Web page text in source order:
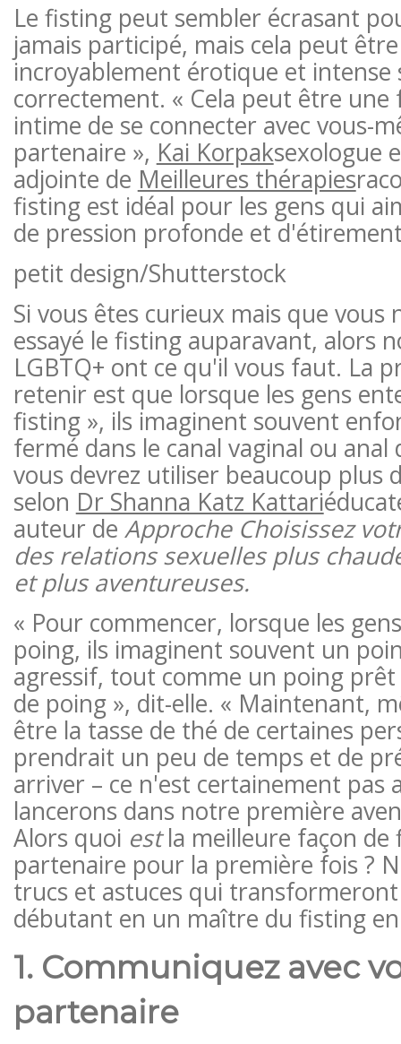
Le fisting peut sembler écrasant
jamais participé, mais cela peut
incroyablement érotique et intense
correctement. « Cela peut être une
intime de se connecter avec vous-
partenaire », Kai Korpaksexologue
adjointe de Meilleures thérapies
fisting est idéal pour les gens qui
de pression profonde et
petit design/Shutterstock
Si vous êtes curieux mais que vous
essayé le fisting auparavant, alors
LGBTQ+ ont ce qu'il vous faut. La
retenir est que lorsque les gens
fisting », ils imaginent souvent
fermé dans le canal vaginal ou
vous devrez utiliser beaucoup plus
selon Dr Shanna Katz Kattari
auteur de Approche Choisissez
des relations sexuelles plus
et plus aventureuses.
« Pour commencer, lorsque les
poing, ils imaginent souvent un
agressif, tout comme un poing
de poing », dit-elle. « Maintenant,
être la tasse de thé de certaines
prendrait un peu de temps et de
arriver – ce n'est certainement pas
lancerons dans notre première
Alors quoi estla meilleure façon
partenaire pour la première fois ?
trucs et astuces qui
débutant en un maître du fisting
1. Communiquez avec
partenaire